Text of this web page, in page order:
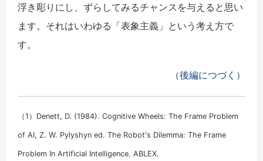
浮き彫りにし、ずらしてみるチャンスを与えると思い
ます。それはいわゆる「表象主義」という考え方で
す。
（後編につづく）
（1）Denett, D. (1984). Cognitive Wheels: The Frame Problem
of AI, Z. W. Pylyshyn ed. The Robot's Dilemma: The Frame
Problem In Artificial Intelligence. ABLEX.